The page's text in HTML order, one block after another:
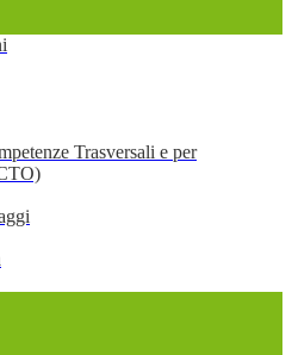
Trasversali e per